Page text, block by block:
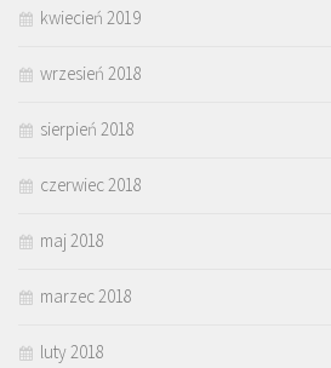
kwiecień 2019
wrzesień 2018
sierpień 2018
czerwiec 2018
maj 2018
marzec 2018
luty 2018